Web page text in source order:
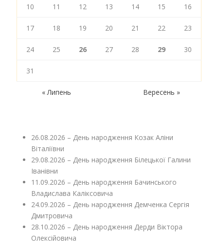
10 11 12 13 14 15 16
17 18 19 20 21 22 23
24 25 26 27 28 29 30
31
« Липень Вересень »
26.08.2026 – День народження Козак Аліни
Віталіївни
29.08.2026 – День народження Білецької Галини
Іванівни
11.09.2026 – День народження Бачинського
Владислава Каліксовича
24.09.2026 – День народження Демченка Сергія
Дмитровича
28.10.2026 – День народження Дерди Віктора
Олексійовича